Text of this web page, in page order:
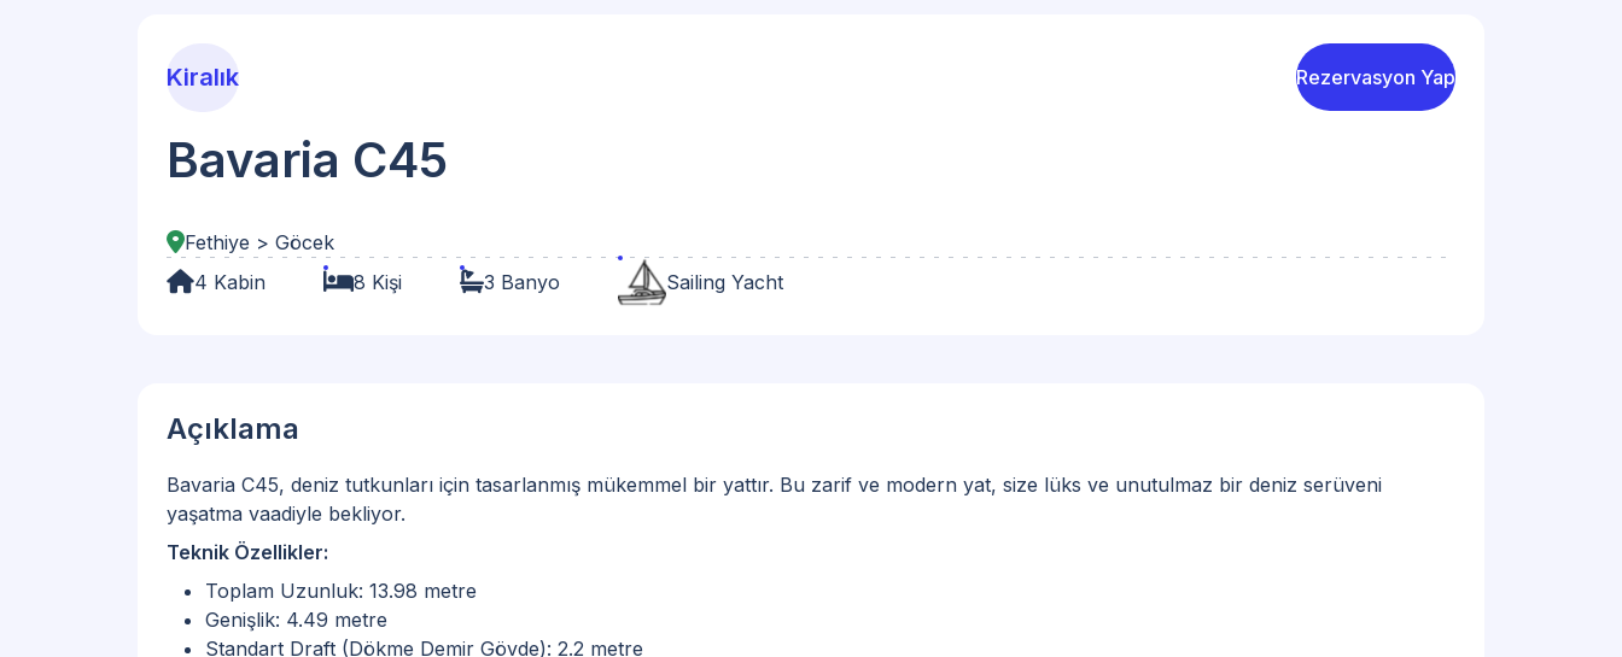
Kiralık Rezervasyon Yap
Bavaria C45
Fethiye > Göcek
4 Kabin
8 Kişi 3 Banyo Sailing Yacht
Açıklama
Bavaria C45, deniz tutkunları için tasarlanmış mükemmel bir yattır. Bu zarif ve modern yat, size lüks ve unutulmaz bir deniz serüveni
yaşatma vaadiyle bekliyor.
Teknik Özellikler:
Toplam Uzunluk: 13.98 metre
Genişlik: 4.49 metre
Standart Draft (Dökme Demir Gövde): 2.2 metre